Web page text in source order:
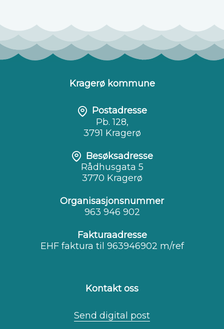
Kragerø kommune
Postadresse
Pb. 128,
3791 Kragerø
Besøksadresse
Rådhusgata 5
3770 Kragerø
Organisasjonsnummer
963 946 902
Fakturaadresse
EHF faktura til 963946902 m/ref
Kontakt oss
Send digital post